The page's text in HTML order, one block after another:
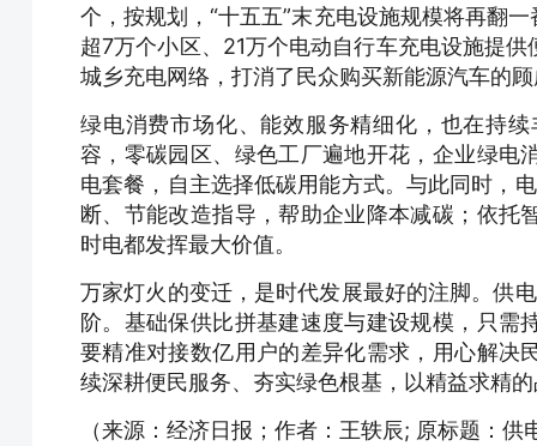
个，按规划，“十五五”末充电设施规模将再翻
超7万个小区、21万个电动自行车充电设施提
城乡充电网络，打消了民众购买新能源汽车的
绿电消费市场化、能效服务精细化，也在持
容，零碳园区、绿色工厂遍地开花，企业绿电
电套餐，自主选择低碳用能方式。与此同时，
断、节能改造指导，帮助企业降本减碳；依托
时电都发挥最大价值。
万家灯火的变迁，是时代发展最好的注脚。供
阶。基础保供比拼基建速度与建设规模，只需
要精准对接数亿用户的差异化需求，用心解决
续深耕便民服务、夯实绿色根基，以精益求精
（来源：经济日报；作者：王轶辰; 原标题：